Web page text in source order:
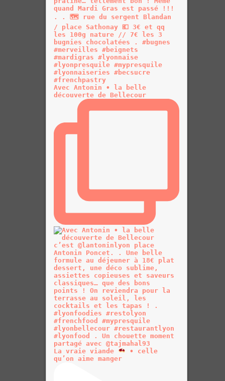
Avec Antonin • la belle
découverte de Bellecour
La vraie viande
• celle
qu’on aime manger